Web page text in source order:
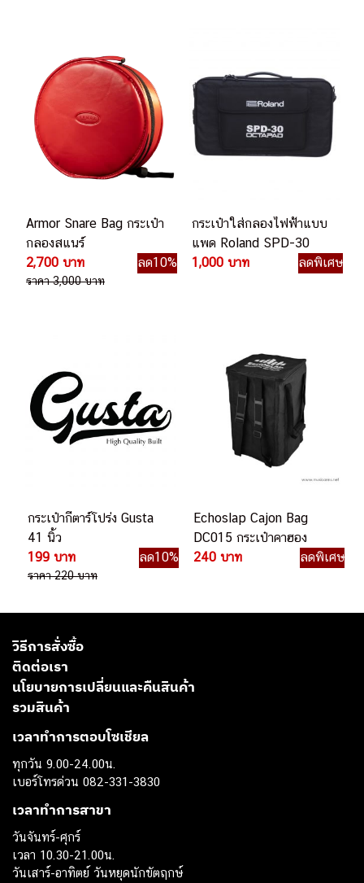
Armor Snare Bag กระเป๋า
กลองสแนร์
2,700 บาท
ลด10%
ราคา 3,000 บาท
กระเป๋าใส่กลองไฟฟ้าแบบ
แพด Roland SPD-30
1,000 บาท
ลดพิเศษ
กระเป๋ากีตาร์โปร่ง Gusta
41 นิ้ว
199 บาท
ลด10%
ราคา 220 บาท
Echoslap Cajon Bag
DC015 กระเป๋าคาฮอง
240 บาท
ลดพิเศษ
วิธีการสั่งซื้อ
ติดต่อเรา
นโยบายการเปลี่ยนและคืนสินค้า
รวมสินค้า
เวลาทำการตอบโซเชียล
ทุกวัน 9.00-24.00น.
เบอร์โทรด่วน 082-331-3830
เวลาทำการสาขา
วันจันทร์-ศุกร์
เวลา 10.30-21.00น.
วันเสาร์-อาทิตย์ วันหยุดนักขัตฤกษ์